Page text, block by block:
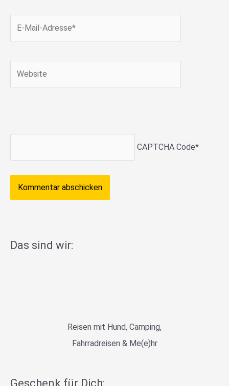
Mail-
CAPTCHA Code*
Das sind wir:
Reisen mit Hund, Camping,
Fahrradreisen & Me(e)hr
Geschenk für Dich: